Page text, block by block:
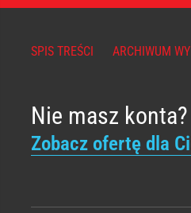
SPIS TREŚCI ARCHIWUM
Nie masz
Zobacz ofertę dla